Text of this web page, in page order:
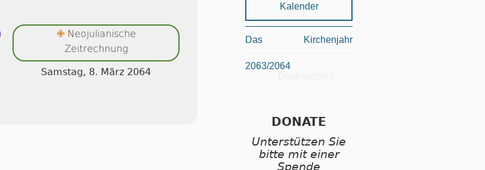
✙Neojulianische
Zeitrechnung
Samstag, 8. März 2064
Das Kirchenjahr
2063/2064
DONATE
Unterstützen Sie
bitte mit einer
Spende